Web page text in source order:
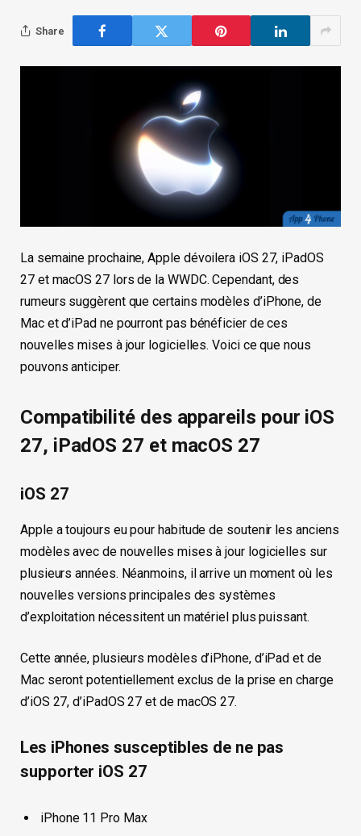
Share
La semaine prochaine, Apple dévoilera iOS 27, iPadOS
27 et macOS 27 lors de la WWDC. Cependant, des
rumeurs suggèrent que certains modèles d’iPhone, de
Mac et d’iPad ne pourront pas bénéficier de ces
nouvelles mises à jour logicielles. Voici ce que nous
pouvons anticiper.
Compatibilité des appareils pour iOS
27, iPadOS 27 et macOS 27
iOS 27
Apple a toujours eu pour habitude de soutenir les anciens
modèles avec de nouvelles mises à jour logicielles sur
plusieurs années. Néanmoins, il arrive un moment où les
nouvelles versions principales des systèmes
d’exploitation nécessitent un matériel plus puissant.
Cette année, plusieurs modèles d’iPhone, d’iPad et de
Mac seront potentiellement exclus de la prise en charge
d’iOS 27, d’iPadOS 27 et de macOS 27.
Les iPhones susceptibles de ne pas
supporter iOS 27
iPhone 11 Pro Max